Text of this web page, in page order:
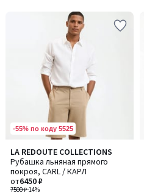
-55% по коду 5525
LA REDOUTE COLLECTIONS
Рубашка льняная прямого
покроя, CARL / КАРЛ
7500 ₽-14%
от6450 ₽
4,8
/ 5
Количество
цветов:
5